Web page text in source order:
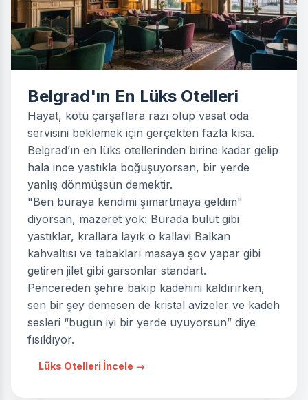
Belgrad'ın En Lüks Otelleri
Hayat, kötü çarşaflara razı olup vasat oda
servisini beklemek için gerçekten fazla kısa.
Belgrad’ın en lüks otellerinden birine kadar gelip
hala ince yastıkla boğuşuyorsan, bir yerde
yanlış dönmüşsün demektir.
"Ben buraya kendimi şımartmaya geldim"
diyorsan, mazeret yok: Burada bulut gibi
yastıklar, krallara layık o kallavi Balkan
kahvaltısı ve tabakları masaya şov yapar gibi
getiren jilet gibi garsonlar standart.
Pencereden şehre bakıp kadehini kaldırırken,
sen bir şey demesen de kristal avizeler ve kadeh
sesleri “bugün iyi bir yerde uyuyorsun” diye
fısıldıyor.
Lüks Otelleri İncele →